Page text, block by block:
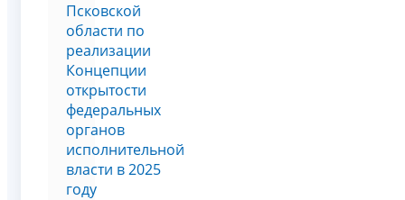
Псковской
области по
реализации
Концепции
открытости
федеральных
органов
исполнительной
власти в 2025
году